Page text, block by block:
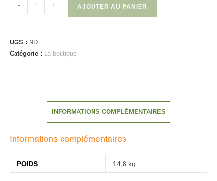
de
- + AJOUTER AU PANIER
UGS : ND
Catégorie : La boutique
INFORMATIONS COMPLÉMENTAIRES
Informations complémentaires
POIDS 14,8 kg